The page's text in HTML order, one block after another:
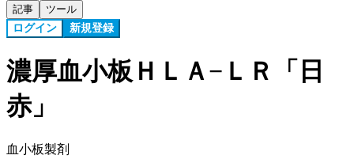
記事 ツール
ログイン 新規登録
濃厚血小板ＨＬＡ−ＬＲ「日
赤」
血小板製剤